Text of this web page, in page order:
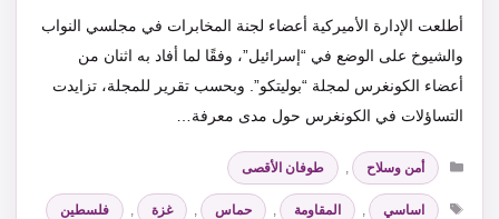
أطلعت الإدارة الأميركية أعضاء لجنة المخابرات في مجلسي النواب
والشيوخ على الوضع في “إسرائيل”، وفقًا لما أفاد به اثنان من
أعضاء الكونغرس لمجلة “بوليتكو”. وبحسب تقرير للمجلة، تزايدت
التساؤلات في الكونغرس حول مدى معرفة…
التصنيفات
أمن وسلاح ,
طوفان الأقصى
الوسوم
اساسي , المقاومة , حماس , غزة , فلسطين